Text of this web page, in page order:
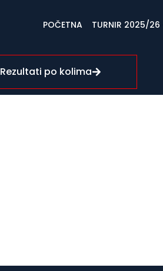
POČETNA TURNIR 2025/26
Rezultati po kolima